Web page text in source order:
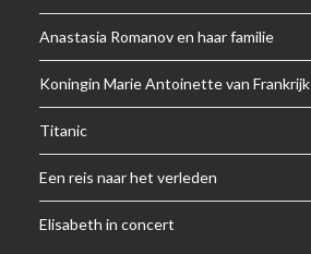
Anastasia Romanov en haar familie
Koningin Marie Antoinette van Frankrijk
Titanic
Een reis naar het verleden
Elisabeth in concert